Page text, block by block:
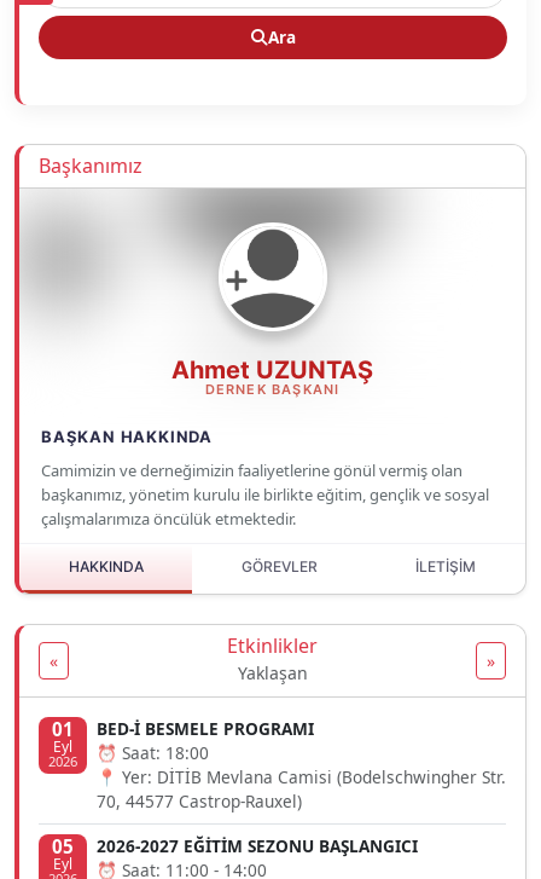
Ara
Başkanımız
Ahmet UZUNTAŞ
DERNEK BAŞKANI
BAŞKAN HAKKINDA
Camimizin ve derneğimizin faaliyetlerine gönül vermiş olan
başkanımız, yönetim kurulu ile birlikte eğitim, gençlik ve sosyal
çalışmalarımıza öncülük etmektedir.
HAKKINDA GÖREVLER İLETİŞİM
«
Etkinlikler
Yaklaşan
»
01
Eyl
2026
BED-İ BESMELE PROGRAMI
⏰ Saat: 18:00
📍 Yer: DİTİB Mevlana Camisi (Bodelschwingher Str.
70, 44577 Castrop-Rauxel)
05
Eyl
2026-2027 EĞİTİM SEZONU BAŞLANGICI
⏰ Saat: 11:00 - 14:00